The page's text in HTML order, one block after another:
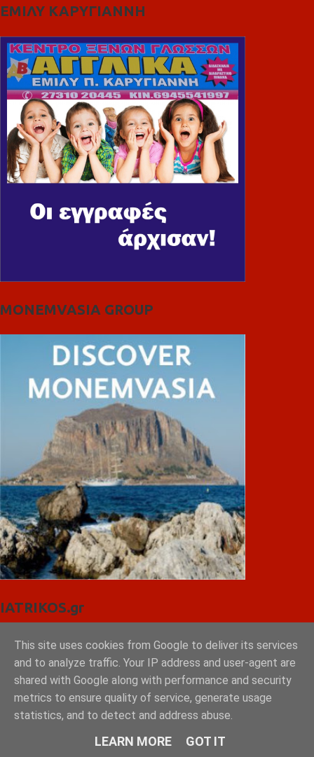
ΕΜΙΛΥ ΚΑΡΥΓΙΑΝΝΗ
MONEMVASIA GROUP
IATRIKOS.gr
11ο Πανελλήνιο Forum της W4O Hellas
50ο Διεθνές Συνέδριο Ηλεκτροκαρδιολογίας
Θεσσαλονίκη, 30 Μαΐου – 1 Ιουνίου 2025
Το πιάτο της υγιεινής διατροφής
Χρήση εξωτερικού αυτόματου απινιδωτή
Πώς να σώσεις ένα ΠΑΙΔΙ σε καρδιακή ανακοπή;
This site uses cookies from Google to deliver its services
and to analyze traffic. Your IP address and user-agent are
shared with Google along with performance and security
metrics to ensure quality of service, generate usage
statistics, and to detect and address abuse.
LEARN MORE GOT IT